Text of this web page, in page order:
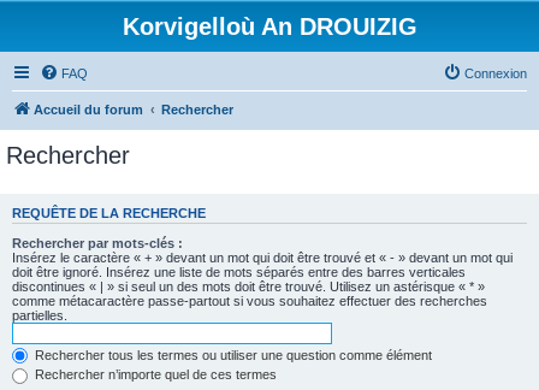
Korvigelloù An DROUIZIG
FAQ Connexion
Accueil du forum Rechercher
Rechercher
REQUÊTE DE LA RECHERCHE
Rechercher par mots-clés :
Insérez le caractère « + » devant un mot qui doit être trouvé et « - » devant un mot qui
doit être ignoré. Insérez une liste de mots séparés entre des barres verticales
discontinues « | » si seul un des mots doit être trouvé. Utilisez un astérisque « * »
comme métacaractère passe-partout si vous souhaitez effectuer des recherches
partielles.
Rechercher tous les termes ou utiliser une question comme élément
Rechercher n’importe quel de ces termes